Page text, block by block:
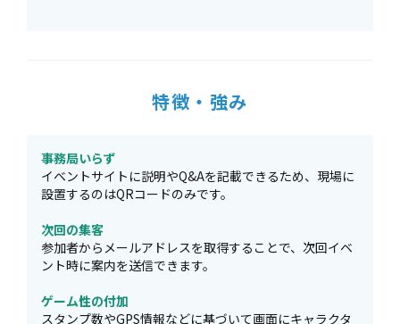
特徴・強み
事務局いらず
イベントサイトに説明やQ&Aを記載できるため、現場に
設置するのはQRコードのみです。
次回の集客
参加者からメールアドレスを取得することで、次回イベ
ント時に案内を送信できます。
ゲーム性の付加
スタンプ数やGPS情報などに基づいて画面にキャラクタ